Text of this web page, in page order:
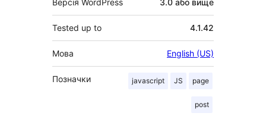
Версія WordPress 3.0 або вище
Tested up to 4.1.42
Мова English (US)
Позначки javascript JS page
post